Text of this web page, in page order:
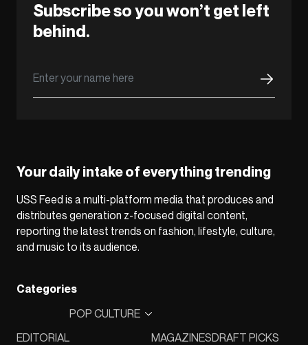
Subscribe so you won’t get left
behind.
Your daily intake of everything trending
USS Feed is a multi-platform media that produces and
distributes generation z-focused digital content,
reporting the latest trends on fashion, lifestyle, culture,
and music to its audience.
Categories
EDITORIAL
POP CULTURE
MAGAZINESDRAFT PICKS